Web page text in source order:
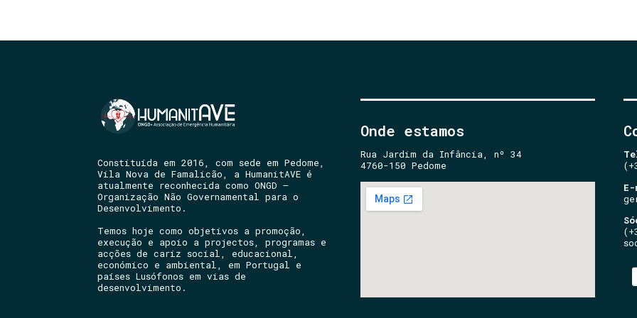
Constituída em 2016, com sede em Pedome,
Vila Nova de Famalicão, a HumanitAVE é
atualmente reconhecida como ONGD –
Organização Não Governamental para o
Desenvolvimento.
Temos hoje como objetivos a promoção,
execução e apoio a projectos, programas e
acções de cariz social, educacional,
económico e ambiental, em Portugal e
países Lusófonos em vias de
desenvolvimento.
Onde estamos
Rua Jardim da Infância, nº 34
4760-150 Pedome